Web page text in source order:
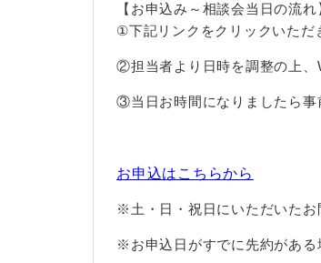
【お申込み～相談会当日の流れ
①下記リンクをクリックいただ
②担当者より日時を調整の上、
③当日お時間になりましたら事
お申込はこちらから
※土・日・祝日にいただいたお
※お申込日がすでに先約がある